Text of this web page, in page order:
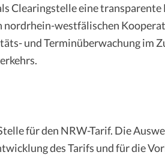
Clearingstelle eine
westfälischen
und Terminüberwachung im
für den NRW-Tarif. Die
des Tarifs und für die